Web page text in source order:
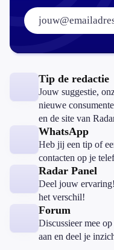
E-mailadres:
Tip de redactie
Jouw suggestie,
nieuwe
en de site van
WhatsApp
Heb jij een tip of
contacten op je
Radar Panel
Deel jouw
het verschil!
Forum
Discussieer mee
aan en deel je